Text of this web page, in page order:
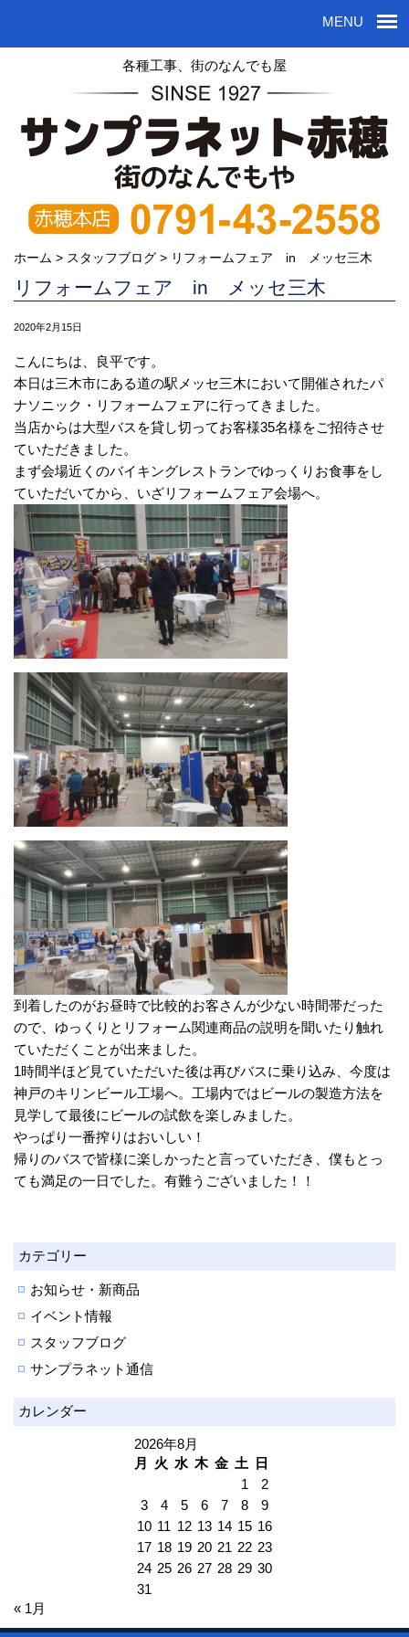
MENU
各種工事、街のなんでも屋
ホーム > スタッフブログ > リフォームフェア in メッセ三木
リフォームフェア in メッセ三木
2020年2月15日
こんにちは、良平です。
本日は三木市にある道の駅メッセ三木において開催されたパ
ナソニック・リフォームフェアに行ってきました。
当店からは大型バスを貸し切ってお客様35名様をご招待させ
ていただきました。
まず会場近くのバイキングレストランでゆっくりお食事をし
ていただいてから、いざリフォームフェア会場へ。
到着したのがお昼時で比較的お客さんが少ない時間帯だった
ので、ゆっくりとリフォーム関連商品の説明を聞いたり触れ
ていただくことが出来ました。
1時間半ほど見ていただいた後は再びバスに乗り込み、今度は
神戸のキリンビール工場へ。工場内ではビールの製造方法を
見学して最後にビールの試飲を楽しみました。
やっぱり一番搾りはおいしい！
帰りのバスで皆様に楽しかったと言っていただき、僕もとっ
ても満足の一日でした。有難うございました！！
カテゴリー
お知らせ・新商品
イベント情報
スタッフブログ
サンプラネット通信
カレンダー
2026年8月
月
火 水 木 金 土
日
1
2
3
4 5 6 7 8
9
10 11 12 13 14 15 16
17 18 19 20 21 22 23
24 25 26 27 28 29 30
31
« 1月